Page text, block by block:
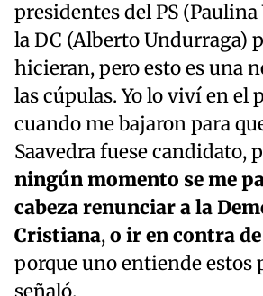
presidentes del PS
la DC (Alberto Undurraga)
hicieran, pero esto es una
las cúpulas. Yo lo viví en el
cuando me bajaron para
Saavedra fuese candidato,
ningún momento se me
cabeza renunciar a la
Cristiana,o ir en contra
porque uno entiende estos